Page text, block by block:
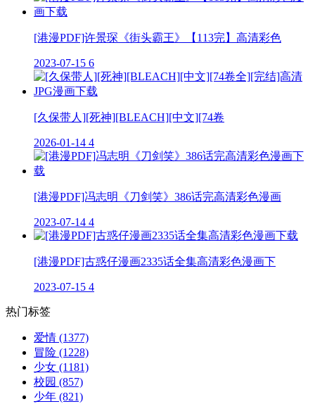
[港漫PDF]许景琛《街头霸王》【113完】高清彩色
2023-07-15 6
[久保带人][死神][BLEACH][中文][74卷
2026-01-14 4
[港漫PDF]冯志明《刀剑笑》386话完高清彩色漫画
2023-07-14 4
[港漫PDF]古惑仔漫画2335话全集高清彩色漫画下
2023-07-15 4
热门标签
爱情 (1377)
冒险 (1228)
少女 (1181)
校园 (857)
少年 (821)